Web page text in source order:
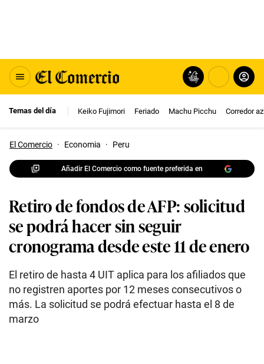
Temas del día Keiko Fujimori Feriado Machu Picchu Corredor
El Comercio · Economia · Peru
Añadir El Comercio como fuente preferida en
Retiro de fondos de AFP: solicitud
se podrá hacer sin seguir
cronograma desde este 11 de enero
El retiro de hasta 4 UIT aplica para los afiliados que
no registren aportes por 12 meses consecutivos o
más. La solicitud se podrá efectuar hasta el 8 de
marzo